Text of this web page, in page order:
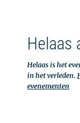
Helaas
Helaas is het
in het verleden.
evenementen